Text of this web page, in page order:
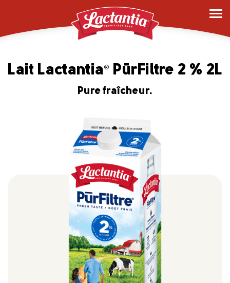
Lait Lactantia ® PūrFiltre 2 % 2L
Pure fraîcheur.